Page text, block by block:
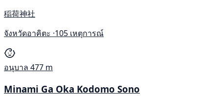
稲荷神社
จังหวัดอาคิตะ ·105 เหตุการณ์
อนุบาล 477 m
Minami Ga Oka Kodomo Sono